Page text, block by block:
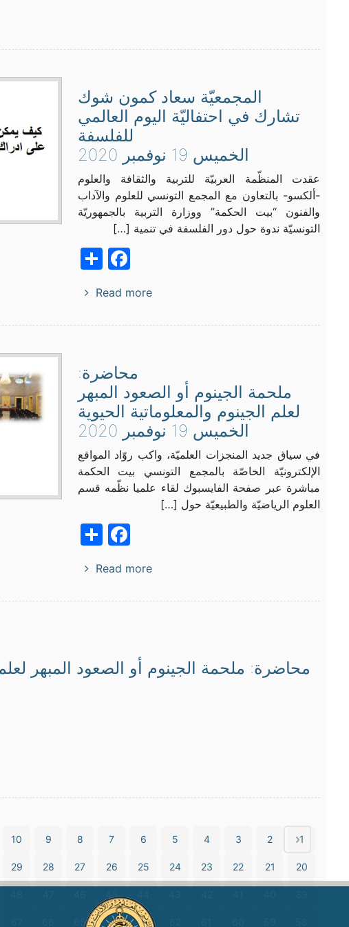
المجمعيّة سعاد كمون شوك
تشارك في احتفاليّة اليوم العالمي
للفلسفة
الخميس 19 نوفمبر 2020
عقدت المنظّمة العربيّة للتربية والثقافة والعلوم
-ألكسو- بالتعاون مع المجمع التونسي للعلوم والآداب
والفنون “بيت الحكمة” ووزارة التربية بالجمهوريّة
التونسيّة ندوة حول دور الفلسفة في تنمية […]
Facebook
Read more
محاضرة:
ملحمة الجينوم أو الصعود المبهر
لعلم الجينوم والمعلوماتية الحيوية
الخميس 19 نوفمبر 2020
في سياق جديد المنجزات العلميّة، واكب روّاد المواقع
الإلكترونيّة الخاصّة بالمجمع التونسي بيت الحكمة
مباشرة عبر صفحة الفايسبوك لقاء علميا نظّمه قسم
العلوم الرياضيّة والطبيعيّة حول […]
Facebook
Read more
محاضرة: ملحمة الجينوم أو الصعود المبهر لعلم
1
2
3
4
5
6
7
8
9
10
20
21
22
23
24
25
26
27
28
29
45
63
64
65